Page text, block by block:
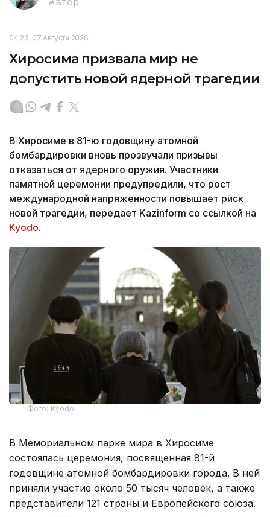
04:23, 07 Августа 2026
Хиросима призвала мир не
допустить новой ядерной трагедии
В Хиросиме в 81-ю годовщину атомной
бомбардировки вновь прозвучали призывы
отказаться от ядерного оружия. Участники
памятной церемонии предупредили, что рост
международной напряженности повышает риск
новой трагедии, передает Kazinform со ссылкой на
Kyodo.
Фото: Kyodo
В Мемориальном парке мира в Хиросиме
состоялась церемония, посвященная 81-й
годовщине атомной бомбардировки города. В ней
приняли участие около 50 тысяч человек, а также
представители 121 страны и Европейского союза.